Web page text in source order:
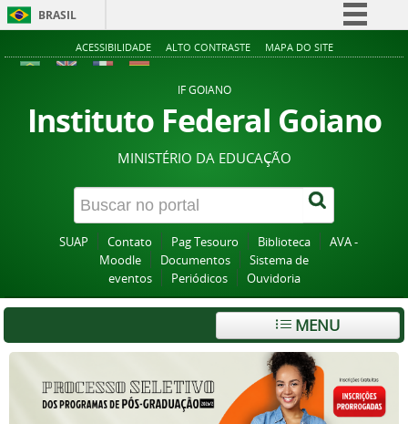
BRASIL
Simplifique!
Acesso à informação
Legislação
Canais
ACESSIBILIDADE ALTO CONTRASTE MAPA DO SITE
IF GOIANO
Instituto Federal Goiano
MINISTÉRIO DA EDUCAÇÃO
SUAP Contato Pag Tesouro Biblioteca
AVA -
Moodle
Documentos
Sistema de
eventos
Periódicos Ouvidoria
MENU